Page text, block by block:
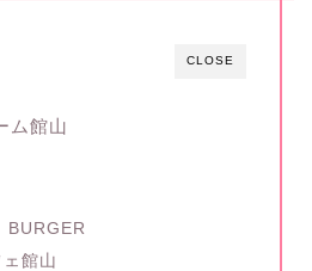
CLOSE
ム館山
館山